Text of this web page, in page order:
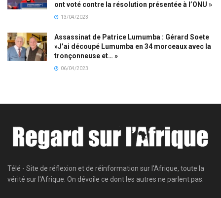
ont voté contre la résolution présentée à l’ONU »
13/04/2023
Assassinat de Patrice Lumumba : Gérard Soete
»J’ai découpé Lumumba en 34 morceaux avec la
tronçonneuse et… »
06/04/2023
Télé - Site de réflexion et de réinformation sur l'Afrique, toute la
vérité sur l'Afrique. On dévoile ce dont les autres ne parlent pas.